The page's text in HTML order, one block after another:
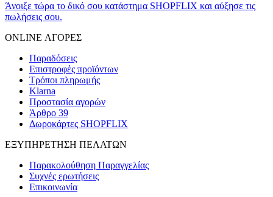
Άνοιξε τώρα το δικό σου κατάστημα SHOPFLIX και αύξησε τις
πωλήσεις σου.
ONLINE ΑΓΟΡΕΣ
Παραδόσεις
Επιστροφές προϊόντων
Τρόποι πληρωμής
Klarna
Προστασία αγορών
Άρθρο 39
Δωροκάρτες SHOPFLIX
ΕΞΥΠΗΡΕΤΗΣΗ ΠΕΛΑΤΩΝ
Παρακολούθηση Παραγγελίας
Συχνές ερωτήσεις
Επικοινωνία